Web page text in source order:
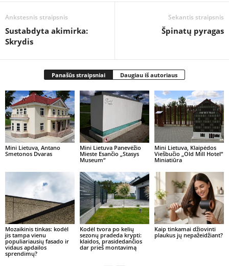
Ankstesnis straipsnis
Sustabdyta akimirka:
Skrydis
Sekantis straipsnis
Špinatų pyragas
Panašūs straipsniai Daugiau iš autoriaus
Mini Lietuva, Antano
Smetonos Dvaras
Mini Lietuva Panevėžio
Mieste Esančio „Stasys
Museum“
Mini Lietuva, Klaipėdos
Viešbučio „Old Mill Hotel“
Miniatiūra
Mozaikinis tinkas: kodėl
jis tampa vienu
populiariausių fasado ir
vidaus apdailos
sprendimų?
Kodėl tvora po kelių
sezonų pradeda krypti:
klaidos, prasidedančios
dar prieš montavimą
Kaip tinkamai džiovinti
plaukus jų nepažeidžiant?